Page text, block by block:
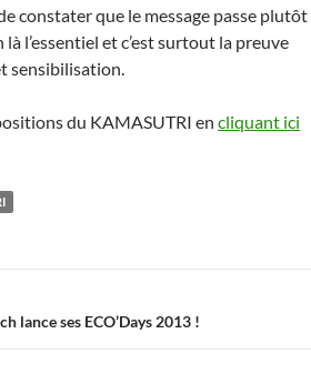
constater que le message passe plutôt
là l’essentiel et c’est surtout la preuve
sensibilisation.
du KAMASUTRI en cliquant ici
lance ses ECO’Days 2013 !